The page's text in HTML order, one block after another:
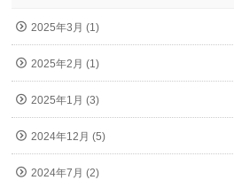
2025年3月 (1)
2025年2月 (1)
2025年1月 (3)
2024年12月 (5)
2024年7月 (2)